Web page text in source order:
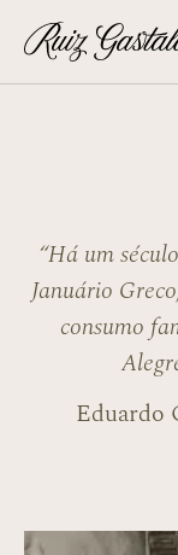
“Há um
Januário
consumo
Eduardo